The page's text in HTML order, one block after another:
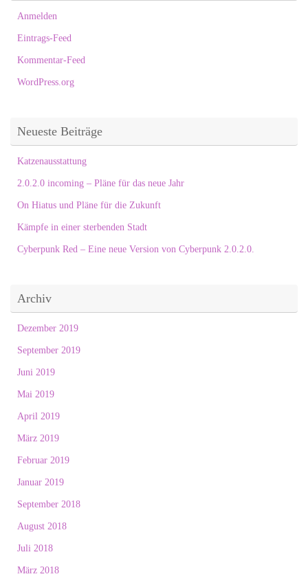
Anmelden
Eintrags-Feed
Kommentar-Feed
WordPress.org
Neueste Beiträge
Katzenausstattung
2.0.2.0 incoming – Pläne für das neue Jahr
On Hiatus und Pläne für die Zukunft
Kämpfe in einer sterbenden Stadt
Cyberpunk Red – Eine neue Version von Cyberpunk 2.0.2.0.
Archiv
Dezember 2019
September 2019
Juni 2019
Mai 2019
April 2019
März 2019
Februar 2019
Januar 2019
September 2018
August 2018
Juli 2018
März 2018